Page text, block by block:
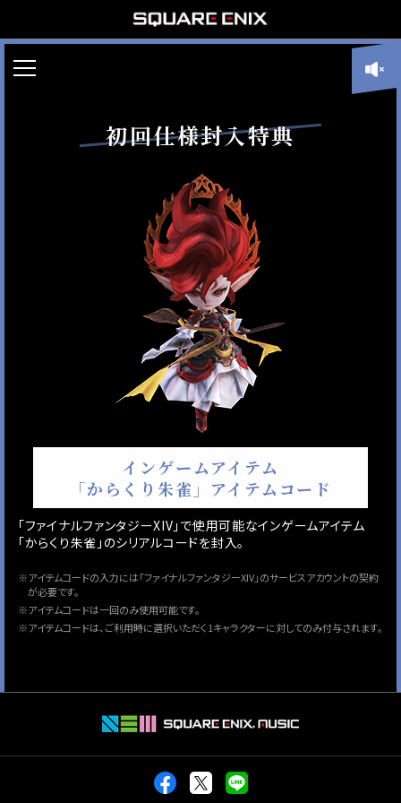
初回仕様封入特典
インゲームアイテム
「からくり朱雀」アイテムコード
「ファイナルファンタジーXIV」で使用可能なインゲームアイテム
「からくり朱雀」のシリアルコードを封入。
※アイテムコードの入力には「ファイナルファンタジーXIV」のサービスアカウントの契約
が必要です。
※アイテムコードは一回のみ使用可能です。
※アイテムコードは、ご利用時に選択いただく1キャラクターに対してのみ付与されます。